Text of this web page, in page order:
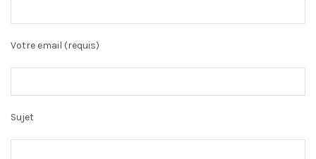
Votre email (requis)
Sujet